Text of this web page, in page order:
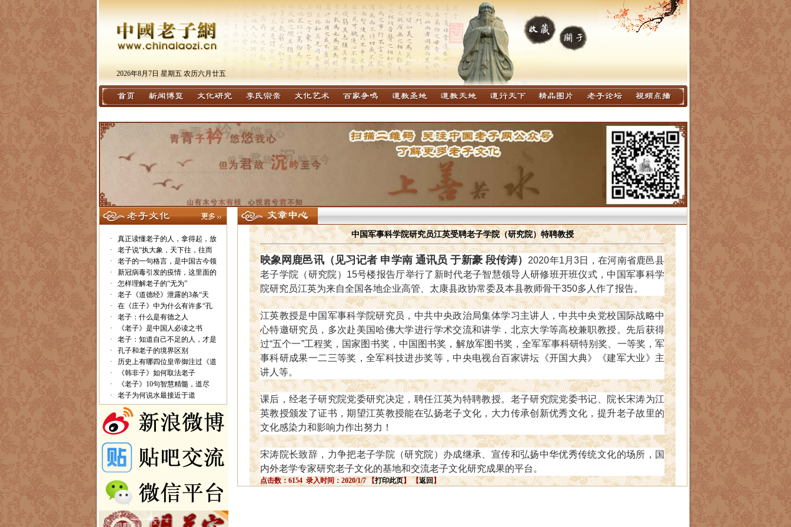
2026年8月7日 星期五 农历六月廿五
·
真正读懂老子的人，拿得起，放
·
老子说“执大象，天下往，往而
·
老子的一句格言，是中国古今领
·
新冠病毒引发的疫情，这里面的
·
怎样理解老子的“无为”
·
老子《道德经》泄露的3条“天
·
在《庄子》中为什么有许多“孔
·
老子：什么是有德之人
·
《老子》是中国人必读之书
·
老子：知道自己不足的人，才是
·
孔子和老子的境界区别
·
历史上有哪四位皇帝御注过《道
·
《韩非子》如何取法老子
·
《老子》10句智慧精髓，道尽
·
老子为何说水最接近于道
中国军事科学院研究员江英受聘老子学院（研究院）特聘教授
映象网鹿邑讯（见习记者 申学南 通讯员 于新豪 段传涛）2020年1月3日，在河南省鹿邑县
老子学院（研究院）15号楼报告厅举行了新时代老子智慧领导人研修班开班仪式，中国军事科学
院研究员江英为来自全国各地企业高管、太康县政协常委及本县教师骨干350多人作了报告。
江英教授是中国军事科学院研究员，中共中央政治局集体学习主讲人，中共中央党校国际战略中
心特邀研究员，多次赴美国哈佛大学进行学术交流和讲学，北京大学等高校兼职教授。先后获得
过“五个一”工程奖，国家图书奖，中国图书奖，解放军图书奖，全军军事科研特别奖、一等奖，军
事科研成果一二三等奖，全军科技进步奖等，中央电视台百家讲坛《开国大典》《建军大业》主
讲人等。
课后，经老子研究院党委研究决定，聘任江英为特聘教授。老子研究院党委书记、院长宋涛为江
英教授颁发了证书，期望江英教授能在弘扬老子文化，大力传承创新优秀文化，提升老子故里的
文化感染力和影响力作出努力！
宋涛院长致辞，力争把老子学院（研究院）办成继承、宣传和弘扬中华优秀传统文化的场所，国
内外老学专家研究老子文化的基地和交流老子文化研究成果的平台。
点击数：6154 录入时间：2020/1/7 【打印此页】 【返回 】